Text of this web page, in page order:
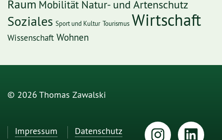
Raum Mobilität Natur- und Artenschutz
Soziales Sport und Kultur Tourismus Wirtschaft
Wissenschaft Wohnen
© 2026 Thomas Zawalski
Impressum Datenschutz